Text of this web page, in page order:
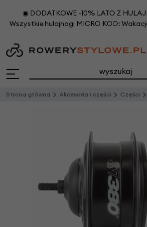
◉ DODATKOWE -10% LATO Z
Wszystkie hulajnogi MICRO KOD:
Strona główna Akcesoria i części Części